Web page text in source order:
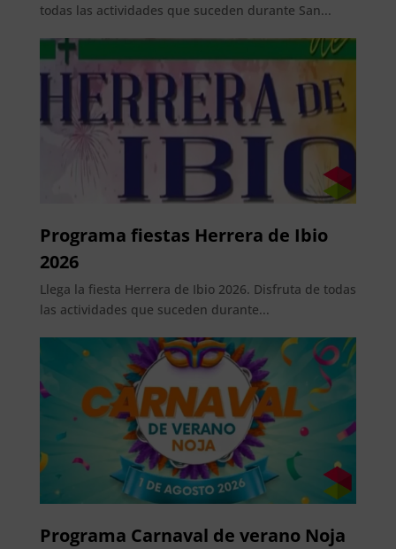
todas las actividades que suceden durante San...
Programa fiestas Herrera de Ibio
2026
Llega la fiesta Herrera de Ibio 2026. Disfruta de todas
las actividades que suceden durante...
Programa Carnaval de verano Noja